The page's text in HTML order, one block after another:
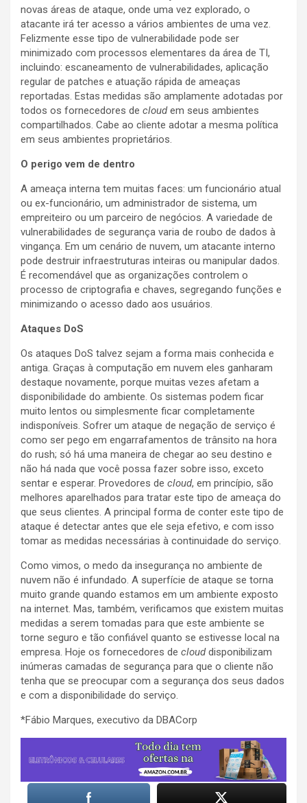
novas áreas de ataque, onde uma vez explorado, o
atacante irá ter acesso a vários ambientes de uma vez.
Felizmente esse tipo de vulnerabilidade pode ser
minimizado com processos elementares da área de TI,
incluindo: escaneamento de vulnerabilidades, aplicação
regular de patches e atuação rápida de ameaças
reportadas. Estas medidas são amplamente adotadas por
todos os fornecedores de cloudem seus ambientes
compartilhados. Cabe ao cliente adotar a mesma política
em seus ambientes proprietários.
O perigo vem de dentro
A ameaça interna tem muitas faces: um funcionário atual
ou ex-funcionário, um administrador de sistema, um
empreiteiro ou um parceiro de negócios. A variedade de
vulnerabilidades de segurança varia de roubo de dados à
vingança. Em um cenário de nuvem, um atacante interno
pode destruir infraestruturas inteiras ou manipular dados.
É recomendável que as organizações controlem o
processo de criptografia e chaves, segregando funções e
minimizando o acesso dado aos usuários.
Ataques DoS
Os ataques DoS talvez sejam a forma mais conhecida e
antiga. Graças à computação em nuvem eles ganharam
destaque novamente, porque muitas vezes afetam a
disponibilidade do ambiente. Os sistemas podem ficar
muito lentos ou simplesmente ficar completamente
indisponíveis. Sofrer um ataque de negação de serviço é
como ser pego em engarrafamentos de trânsito na hora
do rush; só há uma maneira de chegar ao seu destino e
não há nada que você possa fazer sobre isso, exceto
sentar e esperar. Provedores de cloud, em princípio, são
melhores aparelhados para tratar este tipo de ameaça do
que seus clientes. A principal forma de conter este tipo de
ataque é detectar antes que ele seja efetivo, e com isso
tomar as medidas necessárias à continuidade do serviço.
Como vimos, o medo da insegurança no ambiente de
nuvem não é infundado. A superfície de ataque se torna
muito grande quando estamos em um ambiente exposto
na internet. Mas, também, verificamos que existem muitas
medidas a serem tomadas para que este ambiente se
torne seguro e tão confiável quanto se estivesse local na
empresa. Hoje os fornecedores de clouddisponibilizam
inúmeras camadas de segurança para que o cliente não
tenha que se preocupar com a segurança dos seus dados
e com a disponibilidade do serviço.
*Fábio Marques, executivo da DBACorp